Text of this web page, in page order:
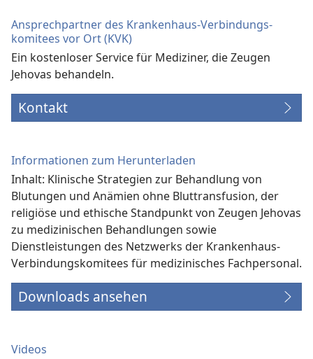
Ansprechpartner des Krankenhaus-Verbindungs­
komitees vor Ort (KVK)
Ein kostenloser Service für Mediziner, die Zeugen
Jehovas behandeln.
Kontakt
Informationen zum Herunterladen
Inhalt: Klinische Strategien zur Behandlung von
Blutungen und Anämien ohne Bluttransfusion, der
religiöse und ethische Standpunkt von Zeugen Jehovas
zu medizinischen Behandlungen sowie
Dienstleistungen des Netzwerks der Krankenhaus-
Verbindungs­komitees für medizinisches Fachpersonal.
Downloads ansehen
Videos